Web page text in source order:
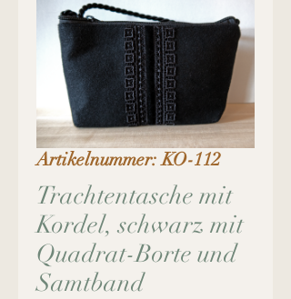
Artikelnummer: KO-112
Trachtentasche mit
Kordel, schwarz mit
Quadrat-Borte und
Samtband